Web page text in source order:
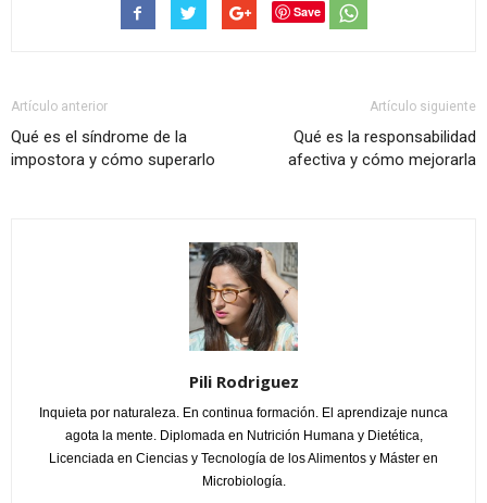
Save
Artículo anterior
Qué es el síndrome de la
impostora y cómo superarlo
Artículo siguiente
Qué es la responsabilidad
afectiva y cómo mejorarla
Pili Rodriguez
Inquieta por naturaleza. En continua formación. El aprendizaje nunca
agota la mente. Diplomada en Nutrición Humana y Dietética,
Licenciada en Ciencias y Tecnología de los Alimentos y Máster en
Microbiología.